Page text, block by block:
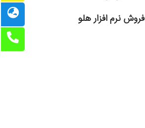
فروش نرم افزار هلو